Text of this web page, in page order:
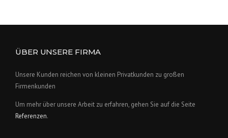
ÜBER UNSERE FIRMA
Unsere Kunden reichen von kleinen Privatkunden zu großen
Firmenkunden
Um mehr über unsere Arbeit zu erfahren, gehen Sie auf die Seite
Referenzen.